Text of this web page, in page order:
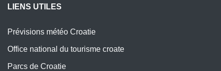
LIENS UTILES
Prévisions météo Croatie
Office national du tourisme croate
Parcs de Croatie